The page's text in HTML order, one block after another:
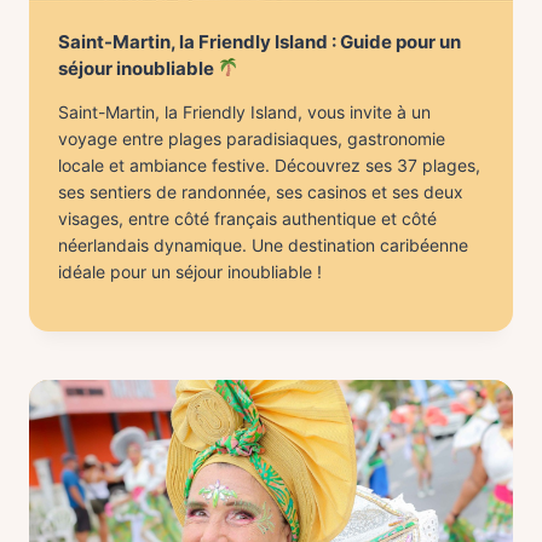
Saint-Martin, la Friendly Island : Guide pour un
séjour inoubliable
Saint-Martin, la Friendly Island, vous invite à un
voyage entre plages paradisiaques, gastronomie
locale et ambiance festive. Découvrez ses 37 plages,
ses sentiers de randonnée, ses casinos et ses deux
visages, entre côté français authentique et côté
néerlandais dynamique. Une destination caribéenne
idéale pour un séjour inoubliable !